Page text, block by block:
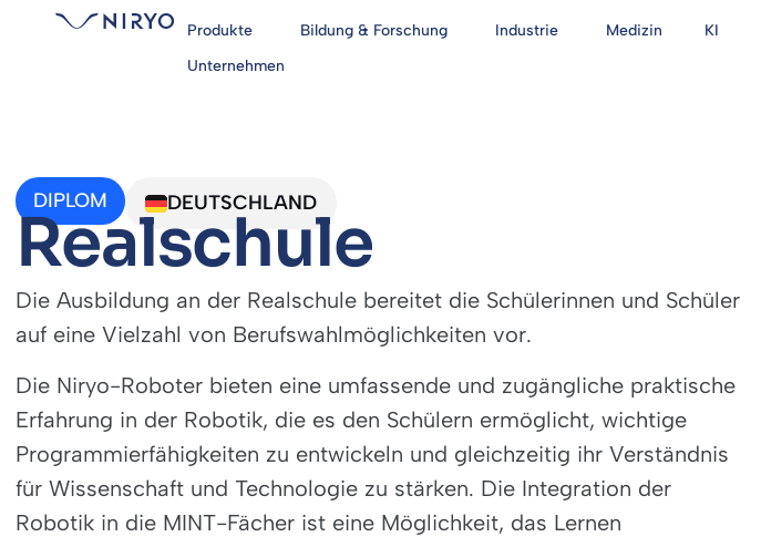
Produkte Bildung & Forschung Industrie Medizin KI
Unternehmen
DIPLOM DEUTSCHLAND
Realschule
Die Ausbildung an der Realschule bereitet die Schülerinnen und Schüler
auf eine Vielzahl von Berufswahlmöglichkeiten vor.
Die Niryo-Roboter bieten eine umfassende und zugängliche praktische
Erfahrung in der Robotik, die es den Schülern ermöglicht, wichtige
Programmierfähigkeiten zu entwickeln und gleichzeitig ihr Verständnis
für Wissenschaft und Technologie zu stärken. Die Integration der
Robotik in die MINT-Fächer ist eine Möglichkeit, das Lernen